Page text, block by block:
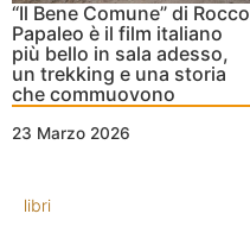
“Il Bene Comune” di Rocco
Papaleo è il film italiano
più bello in sala adesso,
un trekking e una storia
che commuovono
23 Marzo 2026
libri